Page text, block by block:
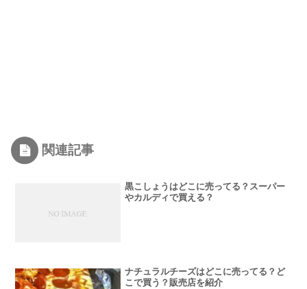
関連記事
黒こしょうはどこに売ってる？スーパー
やカルディで買える？
ナチュラルチーズはどこに売ってる？ど
こで買う？販売店を紹介